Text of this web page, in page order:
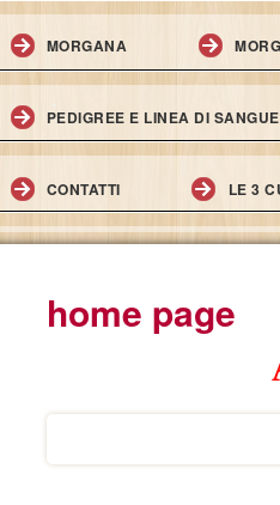
MORGANA
PEDIGREE E LINEA DI SANGUE
CONTATTI LE 3
home page
"selezione
*